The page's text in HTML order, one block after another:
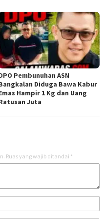
Pembunuhan ASN
Diduga Bawa Kabur
Hampir 1 Kg dan Uang
Juta
Ruas yang wajib ditandai *